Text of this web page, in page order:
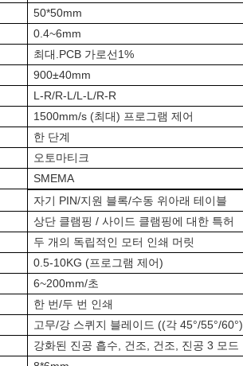
50*50mm
0.4~6mm
최대.PCB 가로선1%
900±40mm
L-R/R-L/L-L/R-R
1500mm/s (최대) 프로그램 제어
한 단계
오토마티크
SMEMA
자기 PIN/지원 블록/수동 위아래 테이블
상단 클램핑 / 사이드 클램핑에 대한 특허
두 개의 독립적인 모터 인쇄 머릿
0.5-10KG (프로그램 제어)
6~200mm/초
한 번/두 번 인쇄
고무/강 스퀴지 블레이드 ((각 45°/55°/60°)
강화된 진공 흡수, 건조, 건조, 진공 3 모드